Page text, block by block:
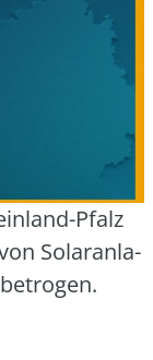
Pfalz
Solar­an­la­